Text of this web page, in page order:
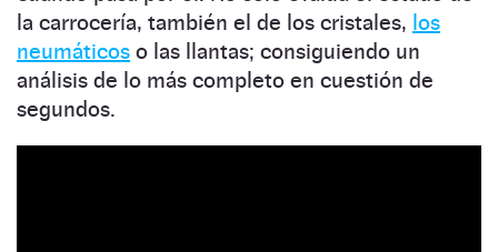
la carrocería, también el de los cristales, los
neumáticos o las llantas; consiguiendo un
análisis de lo más completo en cuestión de
segundos.